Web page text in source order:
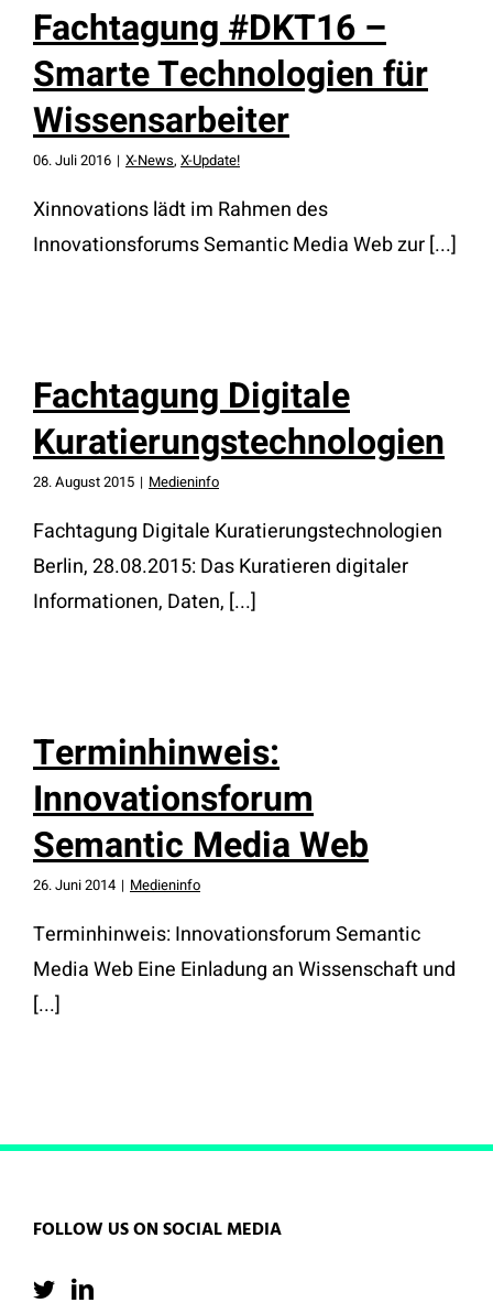
Fachtagung #DKT16 –
Smarte Technologien für
Wissensarbeiter
06. Juli 2016 | X-News, X-Update!
Xinnovations lädt im Rahmen des
Innovationsforums Semantic Media Web zur [...]
Fachtagung Digitale
Kuratierungstechnologien
28. August 2015 | Medieninfo
Fachtagung Digitale Kuratierungstechnologien
Berlin, 28.08.2015: Das Kuratieren digitaler
Informationen, Daten, [...]
Terminhinweis:
Innovationsforum
Semantic Media Web
26. Juni 2014 | Medieninfo
Terminhinweis: Innovationsforum Semantic
Media Web Eine Einladung an Wissenschaft und
[...]
FOLLOW US ON SOCIAL MEDIA